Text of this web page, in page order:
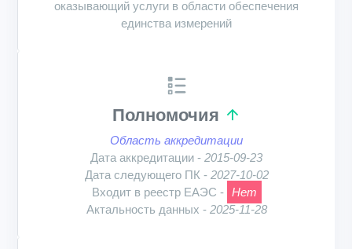
оказывающий услуги в области обеспечения
единства измерений
Полномочия
Область аккредитации
Дата аккредитации - 2015-09-23
Дата следующего ПК - 2027-10-02
Входит в реестр ЕАЭС - Нет
Актальность данных - 2025-11-28